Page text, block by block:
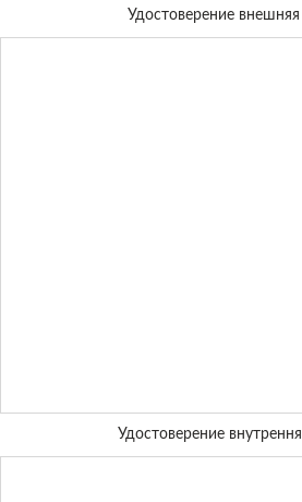
Удостоверение
Удостоверение